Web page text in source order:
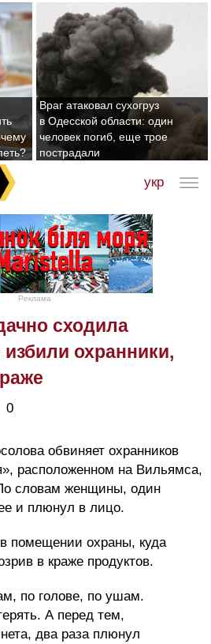
Враг атаковал сухогруз
в Одесской области: один
человек погиб, еще трое
пострадали
укр
Реклама
сходила
охранники,
обвиняет охранников
расположенном на Вильямса,
словам женщины, один
и плюнул в лицо.
помещении охраны, куда
в краже продуктов.
по голове, по ушам.
А перед тем,
два раза плюнул